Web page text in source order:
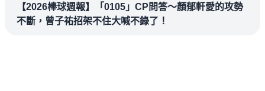
【2026棒球週報】「0105」CP問答～顏郁軒愛的攻勢
不斷，曾子祐招架不住大喊不錄了！